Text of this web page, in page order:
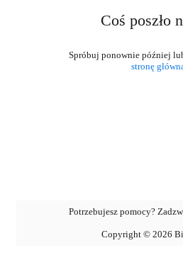
Coś poszło
stronę
Potrzebujesz pomocy?
Copyright © 2026